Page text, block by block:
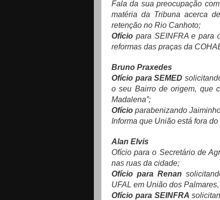
Fala da sua preocupação
matéria da Tribuna acerca
retenção no Rio Canhoto;
Ofício para SEINFRA e para
reformas das praças da
Bruno Praxedes
Ofício para SEMED
o seu Bairro de origem, que
Madalena”;
Ofício parabenizando
Informa que União está fora
Alan Elvis
Ofício para o Secretário de
nas ruas da cidade;
Ofício para Renan
UFAL em União dos
Ofício para SEINFRA